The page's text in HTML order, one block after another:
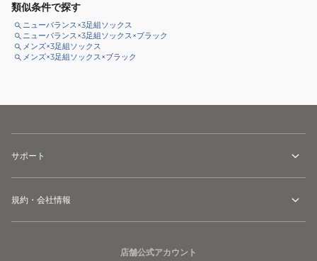
類似条件で探す
ニューバランス×3足組ソックス
ニューバランス×3足組ソックス×ブラック
メンズ×3足組ソックス
メンズ×3足組ソックス×ブラック
サポート
規約・会社情報
店舗公式アカウント